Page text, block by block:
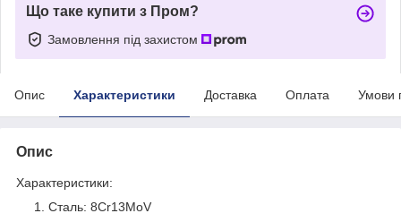
Що таке купити з Пром?
Замовлення під захистом
Опис Характеристики Доставка Оплата Умови
Опис
Характеристики:
Сталь: 8Cr13MoV